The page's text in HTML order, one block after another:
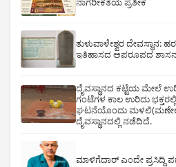
ತುಳುವಾಳೇಶ್ವರ ದೇವಸ್ಥಾನ:
ಇತಿಹಾಸದ ಅಪರೂಪದ ಶಾಸನ
ದೈವಸ್ಥಾನದ ಕಟ್ಟೆಯ ಮೇಲೆ
ಗಂಟೆಗಳ ಕಾಲ ಉರಿದು
ಘಟನೆಯೊಂದು
ದೈವಸ್ಥಾನದಲ್ಲಿ ನಡೆದಿದೆ.
ಮಾಳಿಗೆದಾರ್ ಎಂದೇ ಪ್ರಸಿದ್ದಿ